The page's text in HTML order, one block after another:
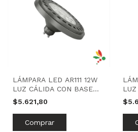
LÁMPARA LED AR111 12W
LUZ CÁLIDA CON BASE
GRIS | LION
$5.621,80